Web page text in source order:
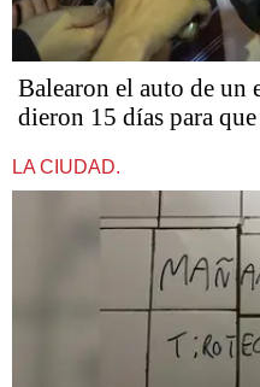
Balearon el auto de
dieron 15 días para
LA CIUDAD.